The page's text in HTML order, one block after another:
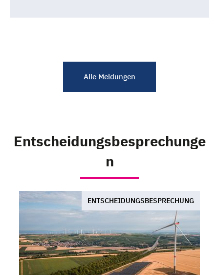
Alle Meldungen
Entscheidungsbesprechunge
n
ENTSCHEIDUNGSBESPRECHUNG